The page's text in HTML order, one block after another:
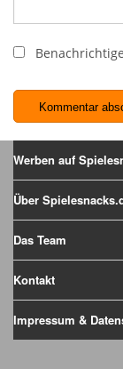
Werben auf
Über
Das Team
Kontakt
Impressum &